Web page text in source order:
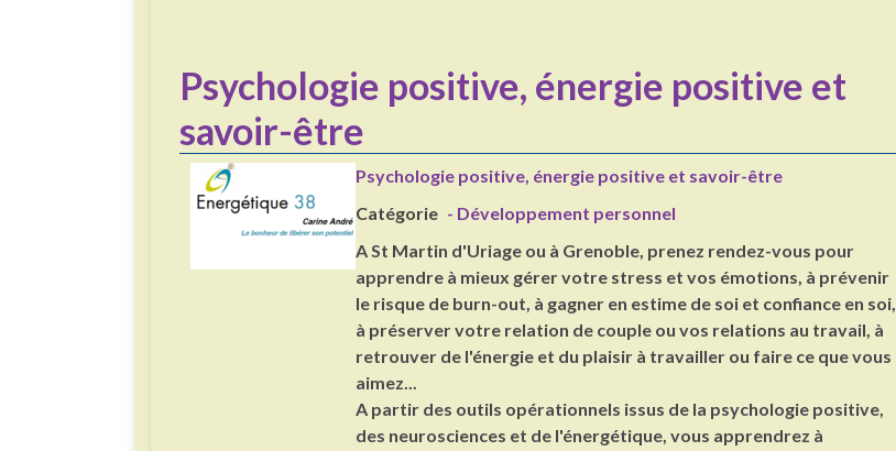
Psychologie positive, énergie positive et
savoir-être
Psychologie positive, énergie positive et savoir-être
Catégorie - Développement personnel
A St Martin d'Uriage ou à Grenoble, prenez rendez-vous pour
apprendre à mieux gérer votre stress et vos émotions, à prévenir
le risque de burn-out, à gagner en estime de soi et confiance en soi,
à préserver votre relation de couple ou vos relations au travail, à
retrouver de l'énergie et du plaisir à travailler ou faire ce que vous
aimez...
A partir des outils opérationnels issus de la psychologie positive,
des neurosciences et de l'énergétique, vous apprendrez à